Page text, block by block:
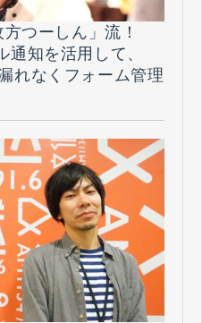
つーしん」流！
知を活用して、
れなくフォーム管理